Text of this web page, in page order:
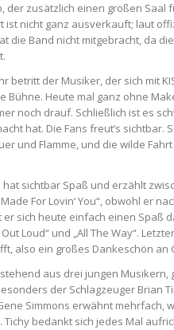
der zusätzlich einen großen
ist nicht ganz ausverkauft; laut
die Band nicht mitgebracht, da
betritt der Musiker, der sich mit
Bühne. Heute mal ganz ohne
noch drauf. Schließlich ist es
hat. Die Fans freut’s sichtbar.
und Flamme, und die wilde
hat sichtbar Spaß und erzählt
For Lovin‘ You“, obwohl er
sich heute einfach einen Spaß
Out Loud“ und „All The Way“.
also ein großes Dankeschön
aus drei jungen
der Schlagzeuger Brian
Simmons erwähnt mehrfach,
Tichy bedankt sich jedes Mal